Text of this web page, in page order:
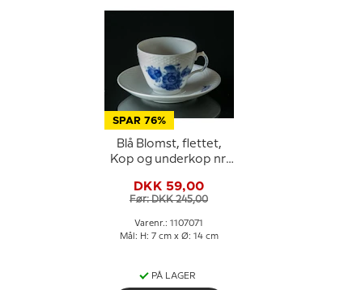
SPAR 76%
Blå Blomst, flettet,
Kop og underkop nr.
Royal Copenhagen
DKK 59,00
Før: DKK 245,00
Varenr.: 1107071
Mål: H: 7 cm x Ø: 14 cm
PÅ LAGER